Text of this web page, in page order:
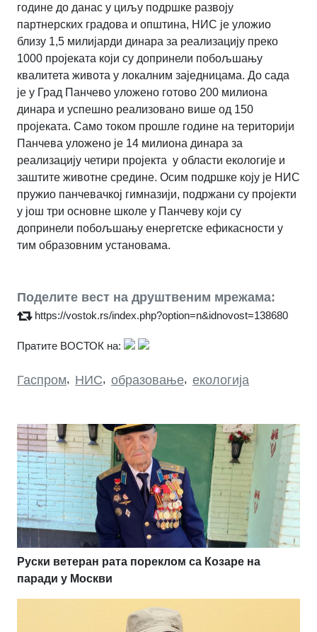
године до данас у циљу подршке развоју
партнерских градова и општина, НИС је уложио
близу 1,5 милијарди динара за реализацију преко
1000 пројеката који су допринели побољшању
квалитета живота у локалним заједницама. До сада
је у Град Панчево уложено готово 200 милиона
динара и успешно реализовано више од 150
пројеката. Само током прошле године на територији
Панчева уложено је 14 милиона динара за
реализацију четири пројекта у области екологије и
заштите животне средине. Осим подршке коју је НИС
пружио панчевачкој гимназији, подржани су пројекти
у још три основне школе у Панчеву који су
допринели побољшању енергетске ефикасности у
тим образовним установама.
Поделите вест на друштвеним мрежама:
https://vostok.rs/index.php?option=n&idnovost=138680
Пратите ВОСТОК на:
Гаспром, НИС, образовање, екологија
Руски ветеран рата пореклом са Козаре на
паради у Москви